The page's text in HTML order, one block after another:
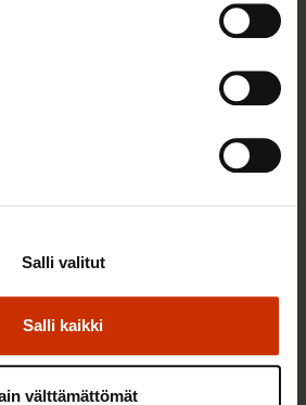
Salli kaikki
Salli valitut
välttämättömät